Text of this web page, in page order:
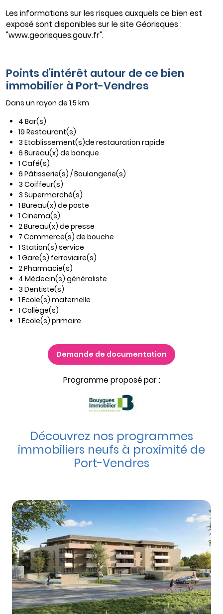
Les informations sur les risques auxquels ce bien est
exposé sont disponibles sur le site Géorisques :
"www.georisques.gouv.fr".
Points d'intérêt autour de ce bien
immobilier à Port-Vendres
Dans un rayon de 1,5 km
4 Bar(s)
19 Restaurant(s)
3 Etablissement(s)de restauration rapide
6 Bureau(x) de banque
1 Café(s)
6 Pâtisserie(s) / Boulangerie(s)
3 Coiffeur(s)
3 Supermarché(s)
1 Bureau(x) de poste
1 Cinema(s)
2 Bureau(x) de presse
7 Commerce(s) de bouche
1 Station(s) service
1 Gare(s) ferroviaire(s)
2 Pharmacie(s)
4 Médecin(s) généraliste
3 Dentiste(s)
1 Ecole(s) maternelle
1 Collège(s)
1 Ecole(s) primaire
Demande de documentation
Programme proposé par :
Découvrez nos programmes
immobiliers neufs à proximité de
Port-Vendres